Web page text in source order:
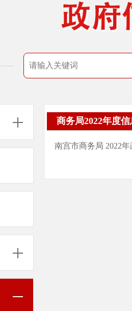
商务局2022年度
南宫市商务局 2022